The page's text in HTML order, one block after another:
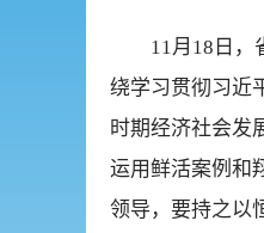
11月18日，
绕学习贯彻习近
时期经济社会发
运用鲜活案例和
领导，要持之以